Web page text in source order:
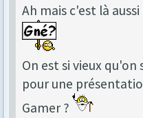
Ah mais c'est là
On est si vieux
pour une
Gamer ?